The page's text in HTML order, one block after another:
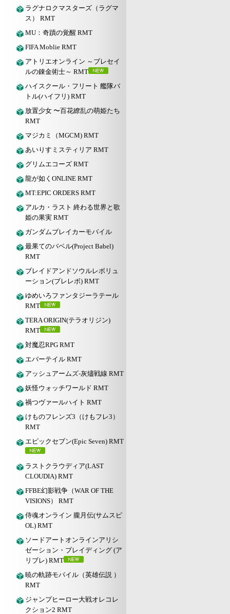
ラグナロクマスターズ（ラグマ
ス） RMT
MU：奇蹟の覚醒 RMT
FIFA Moblie RMT
アトリエオンライン ～ブレセイ
ルの錬金術士～ RMT
ハイスクール・フリート 艦隊バ
トル(ハイフリ) RMT
放置少女 〜百花繚乱の萌姫たち
RMT
マジカミ（MGCM) RMT
あいりすミスティリア RMT
グリムエコーズ RMT
龍が如くONLINE RMT
MT:EPIC ORDERS RMT
アルカ・ラスト 終わる世界と歌
姫の果実 RMT
ガンダムブレイカーモバイル
最果てのバベル(Project Babel)
RMT
ブレイドアンドソウルレボリュ
ーション(ブレレボ) RMT
ゆめいろファンタジーラテール
RMT
TERA ORIGIN(テラオリジン)
RMT
対魔忍RPG RMT
エバーテイル RMT
アッシュアームズ‐灰燼戦線 RMT
妖怪ウォッチワールド RMT
禍つヴァールハイト RMT
けものフレンズ3（けもフレ3）
RMT
エピックセブン(Epic Seven) RMT
ラストクラウディア(LAST
CLOUDIA) RMT
FFBE幻影戦争（WAR OF THE
VISIONS） RMT
侍魂オンライン 朧月伝(サムスピ
OL) RMT
ソードアートオンラインアリシ
ゼーション・ブレイディング (ア
リブレ) RMT
暁の軌跡モバイル（英雄伝説 ）
RMT
ジャンプヒーロー大戦オレコレ
クション2 RMT